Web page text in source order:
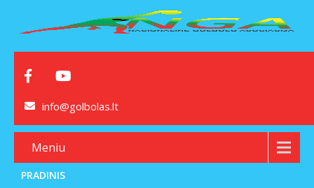
info@golbolas.lt
Meniu
PRADINIS